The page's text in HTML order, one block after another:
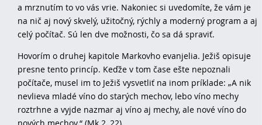
a mrznutím to vo vás vrie. Nakoniec si uvedomíte, že vám je
na nič aj nový skvelý, užitočný, rýchly a moderný program a aj
celý počítač. Sú len dve možnosti, čo sa dá spraviť.
Hovorím o druhej kapitole Markovho evanjelia. Ježiš opisuje
presne tento princíp. Keďže v tom čase ešte nepoznali
počítače, musel im to Ježiš vysvetliť na inom príklade: „A nik
nevlieva mladé víno do starých mechov, lebo víno mechy
roztrhne a vyjde nazmar aj víno aj mechy, ale nové víno do
nových mechov.“ (Mk 2, 22).